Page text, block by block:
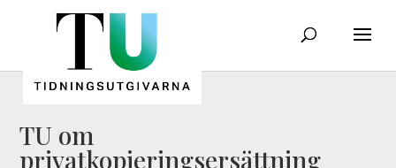
TU om
privatkopieringsersättning